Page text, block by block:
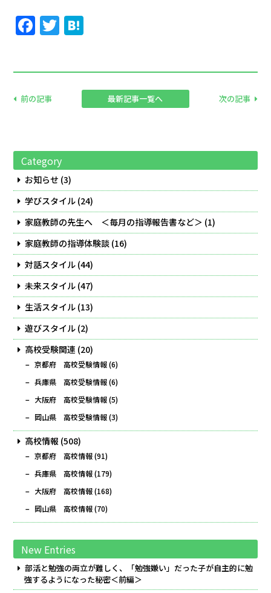
Facebook
Twitter
前の記事 最新記事一覧へ 次の記事
Category
お知らせ (3)
学びスタイル (24)
家庭教師の先生へ ＜毎月の指導報告書など＞ (1)
家庭教師の指導体験談 (16)
対話スタイル (44)
未来スタイル (47)
生活スタイル (13)
遊びスタイル (2)
高校受験関連 (20)
京都府 高校受験情報(6)
兵庫県 高校受験情報(6)
大阪府 高校受験情報(5)
岡山県 高校受験情報(3)
高校情報 (508)
京都府 高校情報(91)
兵庫県 高校情報(179)
大阪府 高校情報(168)
岡山県 高校情報(70)
New Entries
部活と勉強の両立が難しく、「勉強嫌い」だった子が自主的に勉
強するようになった秘密＜前編＞